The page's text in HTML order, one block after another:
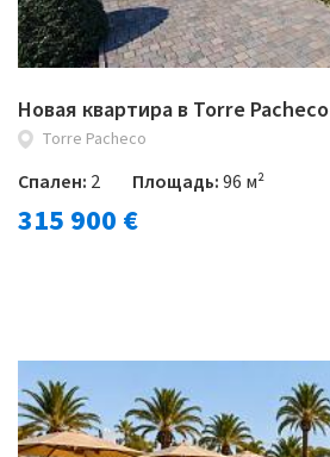
Новая квартира в Torre Pacheco
Torre Pacheco
Спален: 2 Площадь:96 м²
315 900 €